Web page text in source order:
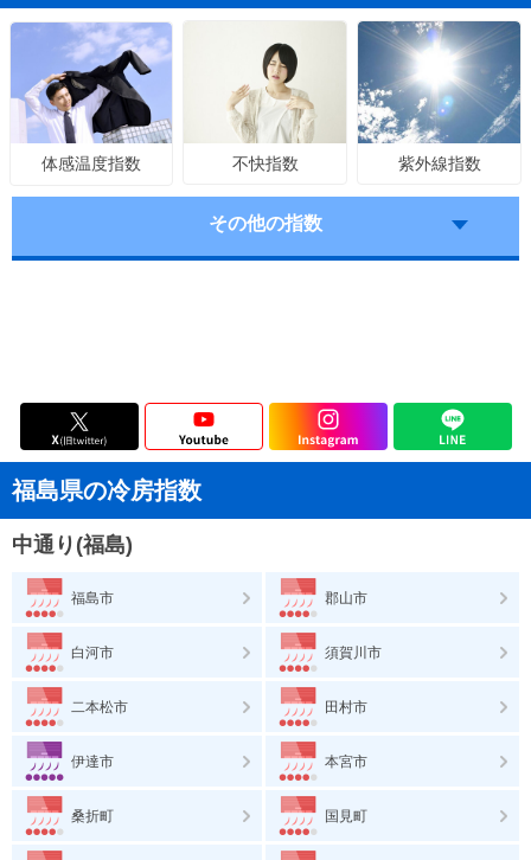
体感温度指数 不快指数 紫外線指数
その他の指数
福島県の冷房指数
中通り(福島)
福島市 郡山市
白河市 須賀川市
二本松市 田村市
伊達市 本宮市
桑折町 国見町